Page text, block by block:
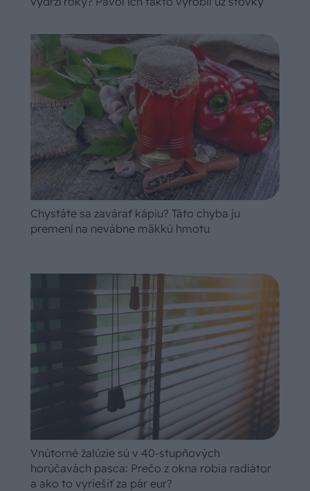
Chystáte sa zavárať kápiu? Táto chyba ju
premení na nevábne mäkkú hmotu
Vnútorné žalúzie sú v 40-stupňových
horúčavách pasca: Prečo z okna robia radiátor
a ako to vyriešiť za pár eur?